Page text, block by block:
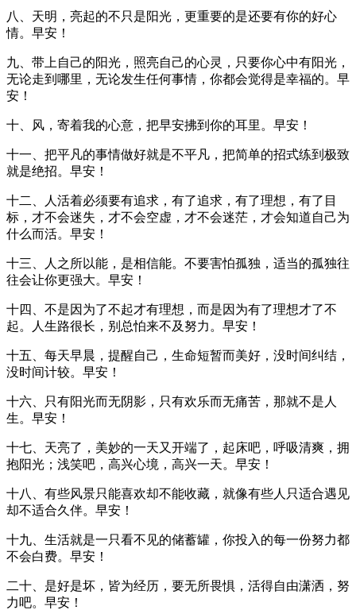
八、天明，亮起的不只是阳光，更重要的是还要有你的好心
情。早安！
九、带上自己的阳光，照亮自己的心灵，只要你心中有阳光，
无论走到哪里，无论发生任何事情，你都会觉得是幸福的。早
安！
十、风，寄着我的心意，把早安拂到你的耳里。早安！
十一、把平凡的事情做好就是不平凡，把简单的招式练到极致
就是绝招。早安！
十二、人活着必须要有追求，有了追求，有了理想，有了目
标，才不会迷失，才不会空虚，才不会迷茫，才会知道自己为
什么而活。早安！
十三、人之所以能，是相信能。不要害怕孤独，适当的孤独往
往会让你更强大。早安！
十四、不是因为了不起才有理想，而是因为有了理想才了不
起。人生路很长，别总怕来不及努力。早安！
十五、每天早晨，提醒自己，生命短暂而美好，没时间纠结，
没时间计较。早安！
十六、只有阳光而无阴影，只有欢乐而无痛苦，那就不是人
生。早安！
十七、天亮了，美妙的一天又开端了，起床吧，呼吸清爽，拥
抱阳光；浅笑吧，高兴心境，高兴一天。早安！
十八、有些风景只能喜欢却不能收藏，就像有些人只适合遇见
却不适合久伴。早安！
十九、生活就是一只看不见的储蓄罐，你投入的每一份努力都
不会白费。早安！
二十、是好是坏，皆为经历，要无所畏惧，活得自由潇洒，努
力吧。早安！